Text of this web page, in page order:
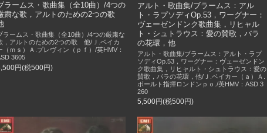
ラームス・歌曲集（全10曲）/4つの
粛な歌，アルトのための2つの歌
ラームス・歌曲集（全10曲）/4つの厳粛な
，アルトのための2つの歌 他/Ｊ.ベイカ
（ｍｓ）Ａ.プレヴィン（ｐｆ）/英HMV：
3605
円(税500円)
アルト・歌曲集/ブラームス：アル
ト・ラプソディOp.53，ワーグナー：
ヴェーゼンドンク歌曲集，リヒャル
ト・シュトラウス：愛の賛歌，バラ
の花環，他
アルト・歌曲集/ブラームス：アルト・ラプ
ソディOp.53，ワーグナー：ヴェーゼンドン
ク歌曲集，リヒャルト・シュトラウス：愛の
賛歌，バラの花環，他/Ｊ.ベイカー（ａ）Ａ.
ボールト指揮ロンドンｐｏ./英HMV：ASD 3
260
5,500円(税500円)